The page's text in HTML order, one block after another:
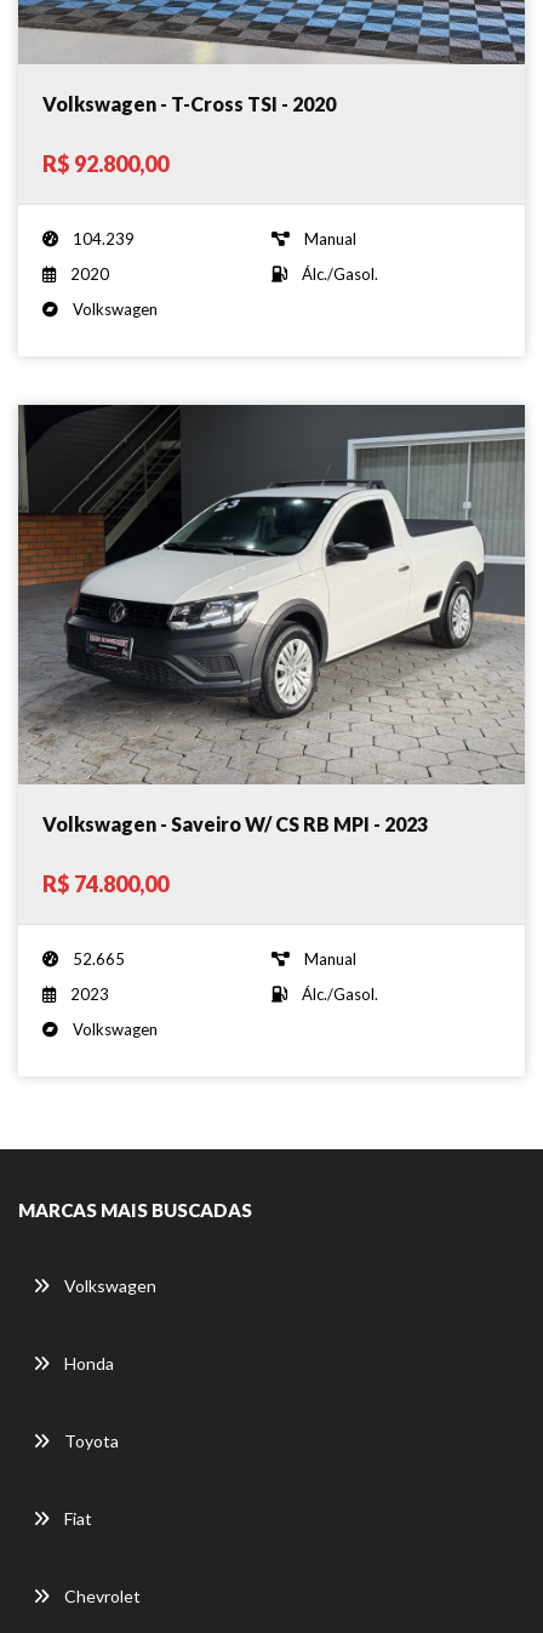
Volkswagen - T-Cross TSI - 2020
R$ 92.800,00
104.239
Manual
2020
Álc./Gasol.
Volkswagen
Volkswagen - Saveiro W/ CS RB MPI - 2023
R$ 74.800,00
52.665
Manual
2023
Álc./Gasol.
Volkswagen
MARCAS MAIS BUSCADAS
Volkswagen
Honda
Toyota
Fiat
Chevrolet